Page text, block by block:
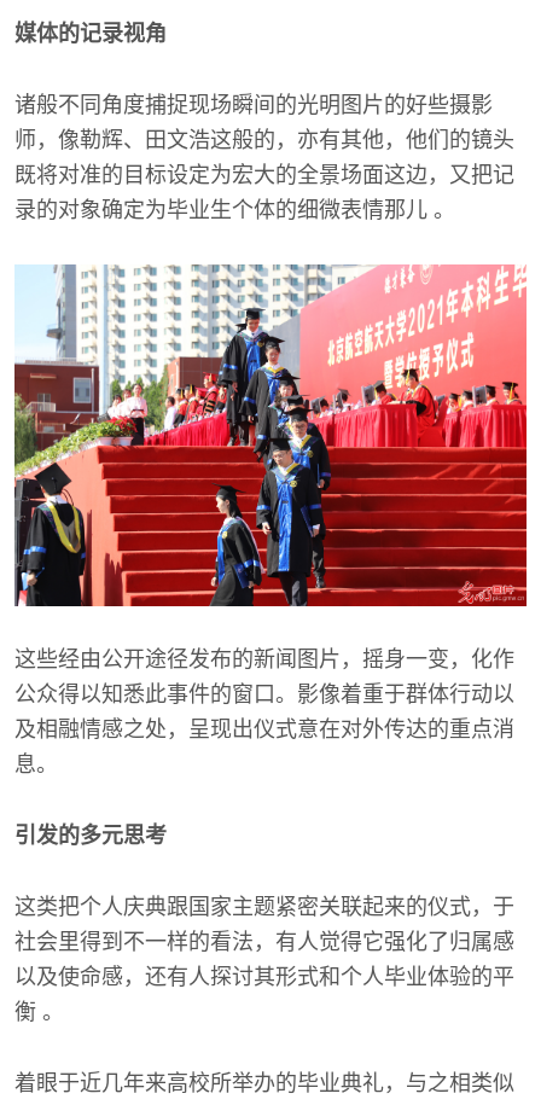
媒体的记录视角
诸般不同角度捕捉现场瞬间的光明图片的好些摄影
师，像勒辉、田文浩这般的，亦有其他，他们的镜头
既将对准的目标设定为宏大的全景场面这边，又把记
录的对象确定为毕业生个体的细微表情那儿 。
这些经由公开途径发布的新闻图片，摇身一变，化作
公众得以知悉此事件的窗口。影像着重于群体行动以
及相融情感之处，呈现出仪式意在对外传达的重点消
息。
引发的多元思考
这类把个人庆典跟国家主题紧密关联起来的仪式，于
社会里得到不一样的看法，有人觉得它强化了归属感
以及使命感，还有人探讨其形式和个人毕业体验的平
衡 。
着眼于近几年来高校所举办的毕业典礼，与之相类似